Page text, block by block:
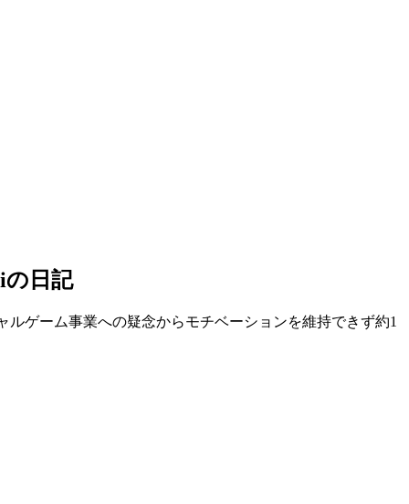
の日記
ゲーム事業への疑念からモチベーションを維持できず約1